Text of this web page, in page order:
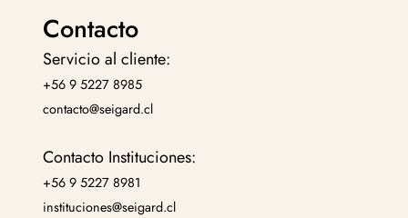
Contacto
Servicio al cliente:
+56 9 5227 8985
contacto@seigard.cl
Contacto Instituciones:
+56 9 5227 8981
instituciones@seigard.cl